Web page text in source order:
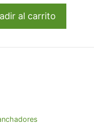
al carrito